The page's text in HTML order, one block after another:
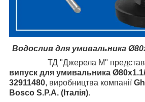
Водослив для умивальника
ТД "Джерела М"
випуск для умивальника
32911480, виробництва компанії
Bosco S.P.A. (Італія).